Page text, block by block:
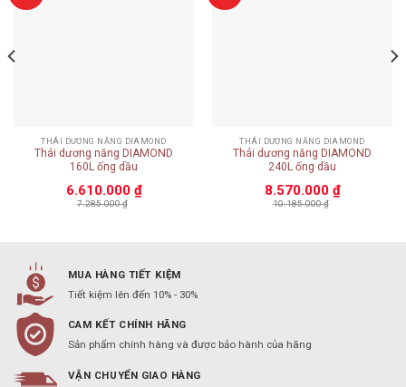
THÁI DƯƠNG NĂNG DIAMOND
Thái dương năng DIAMOND
160L ống dầu
6.610.000 ₫
7.285.000₫
THÁI DƯƠNG NĂNG DIAMOND
Thái dương năng DIAMOND
240L ống dầu
8.570.000 ₫
10.185.000₫
MUA HÀNG TIẾT KIỆM
Tiết kiệm lên đến 10% - 30%
CAM KẾT CHÍNH HÃNG
Sản phẩm chính hàng và được bảo hành của hãng
VẬN CHUYỂN GIAO HÀNG